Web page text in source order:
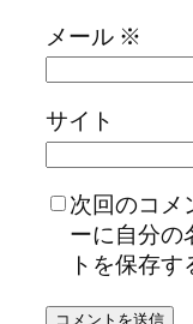
メール ※
サイト
次回のコメ
ーに自分の
トを保存す